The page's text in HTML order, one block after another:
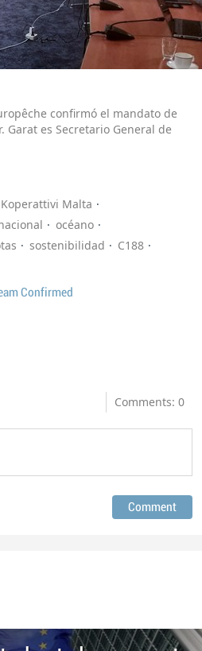
confirmó el mandato de
Garat es Secretario General de
Koperattivi Malta
océano
sostenibilidad
C188
Confirmed
Comments: 0